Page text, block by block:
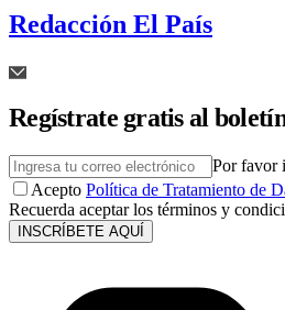
Redacción El País
Regístrate gratis al
Por favor
Acepto Política de Tratamiento de
Recuerda aceptar los términos y
INSCRÍBETE AQUÍ